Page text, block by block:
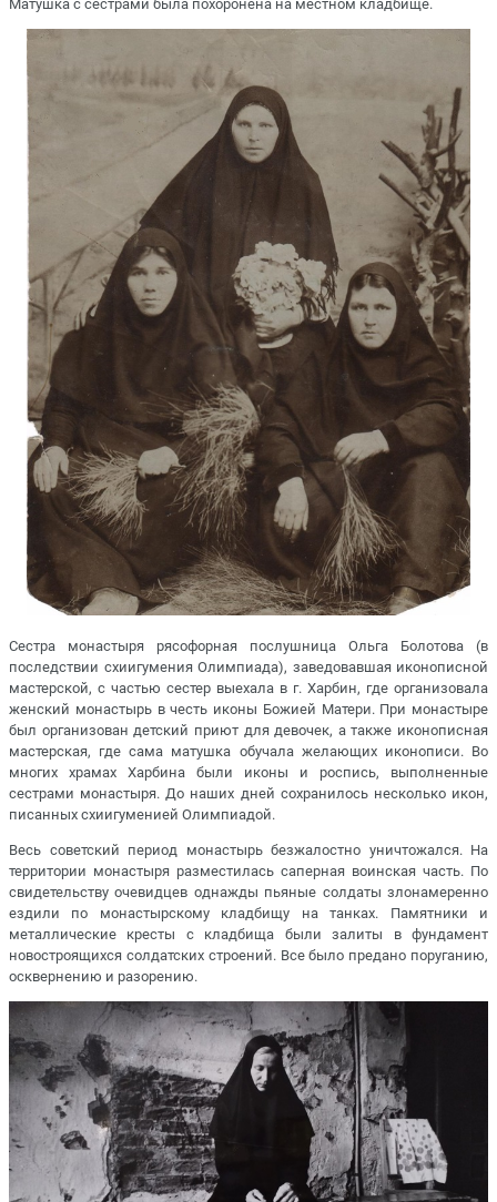
Матушка с сестрами была похоронена на местном кладбище.
Сестра монастыря рясофорная послушница Ольга Болотова (в
последствии схиигумения Олимпиада), заведовавшая иконописной
мастерской, с частью сестер выехала в г. Харбин, где организовала
женский монастырь в честь иконы Божией Матери. При монастыре
был организован детский приют для девочек, а также иконописная
мастерская, где сама матушка обучала желающих иконописи. Во
многих храмах Харбина были иконы и роспись, выполненные
сестрами монастыря. До наших дней сохранилось несколько икон,
писанных схиигуменией Олимпиадой.
Весь советский период монастырь безжалостно уничтожался. На
территории монастыря разместилась саперная воинская часть. По
свидетельству очевидцев однажды пьяные солдаты злонамеренно
ездили по монастырскому кладбищу на танках. Памятники и
металлические кресты с кладбища были залиты в фундамент
новостроящихся солдатских строений. Все было предано поруганию,
осквернению и разорению.